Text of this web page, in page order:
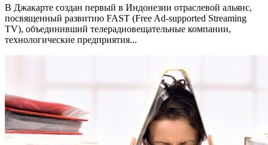
В Джакарте создан первый в Индонезии отраслевой альянс,
посвященный развитию FAST (Free Ad-supported Streaming
TV), объединивший телерадиовещательные компании,
технологические предприятия...